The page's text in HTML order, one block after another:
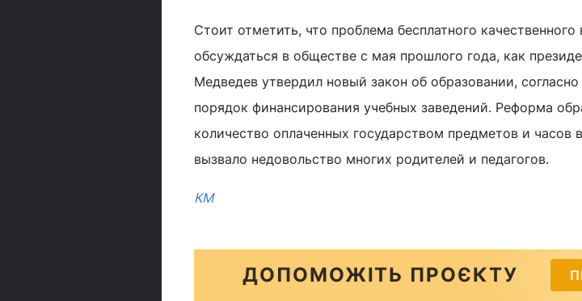
Стоит отметить, что проблема бесплатного
обсуждаться в обществе с мая прошлого года, как
Медведев утвердил новый закон об образовании,
порядок финансирования учебных заведений. Реформа
количество оплаченных государством предметов и часов
вызвало недовольство многих родителей и педагогов.
КМ
ДОПОМОЖІТЬ ПРОЄКТУ